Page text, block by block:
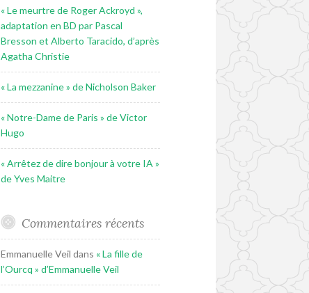
« Le meurtre de Roger Ackroyd »,
adaptation en BD par Pascal
Bresson et Alberto Taracido, d’après
Agatha Christie
« La mezzanine » de Nicholson Baker
« Notre-Dame de Paris » de Victor
Hugo
« Arrêtez de dire bonjour à votre IA »
de Yves Maitre
Commentaires récents
Emmanuelle Veil dans « La fille de
l’Ourcq » d’Emmanuelle Veil